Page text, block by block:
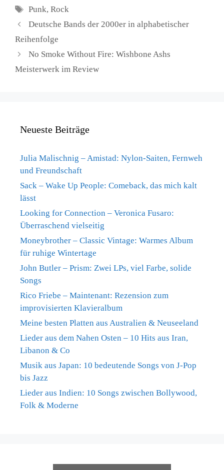
Schlagwörter
Punk,Rock
Deutsche Bands der 2000er in alphabetischer
Reihenfolge
No Smoke Without Fire: Wishbone Ashs
Meisterwerk im Review
Neueste Beiträge
Julia Malischnig – Amistad: Nylon-Saiten, Fernweh
und Freundschaft
Sack – Wake Up People: Comeback, das mich kalt
lässt
Looking for Connection – Veronica Fusaro:
Überraschend vielseitig
Moneybrother – Classic Vintage: Warmes Album
für ruhige Wintertage
John Butler – Prism: Zwei LPs, viel Farbe, solide
Songs
Rico Friebe – Maintenant: Rezension zum
improvisierten Klavieralbum
Meine besten Platten aus Australien & Neuseeland
Lieder aus dem Nahen Osten – 10 Hits aus Iran,
Libanon & Co
Musik aus Japan: 10 bedeutende Songs von J-Pop
bis Jazz
Lieder aus Indien: 10 Songs zwischen Bollywood,
Folk & Moderne